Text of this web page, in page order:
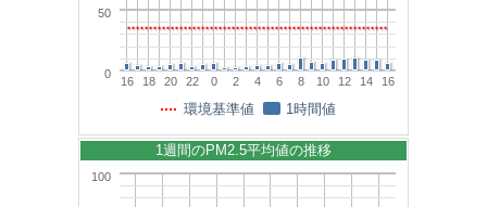
16 18 20 22 0 2 4 6 8 10 12 14 16
0
50
環境基準値 1時間値
100
1週間のPM2.5平均値の推移